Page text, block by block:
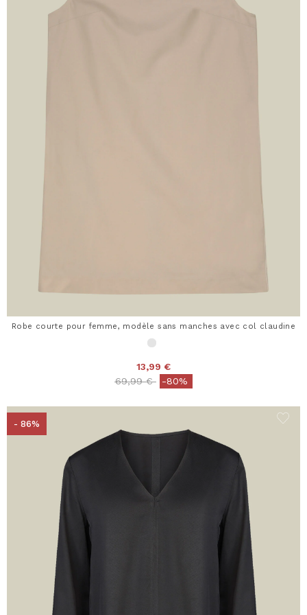
Robe courte pour femme, modèle sans manches avec col claudine
13,99 €
Price reduced from
69,99 €to-80%
- 86%